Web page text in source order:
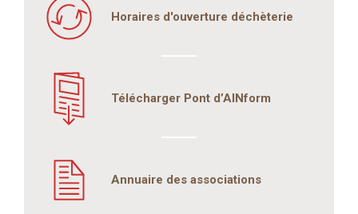
Horaires d'ouverture déchèterie
Télécharger Pont d’AINform
Annuaire des associations